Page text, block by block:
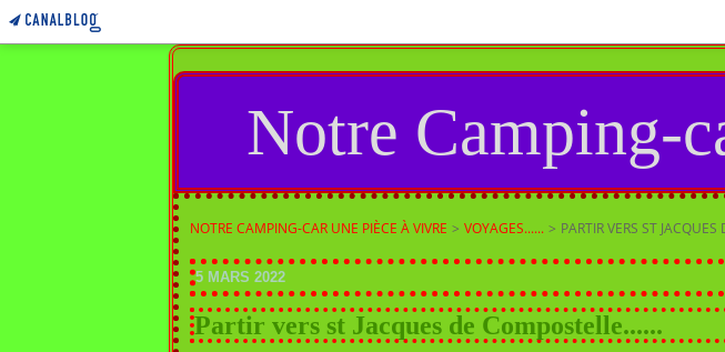
Notre Camping-
NOTRE CAMPING-CAR UNE PIÈCE À VIVRE > VOYAGES...... > PARTIR VERS ST
5 MARS 2022
Partir vers st Jacques de Compostelle......